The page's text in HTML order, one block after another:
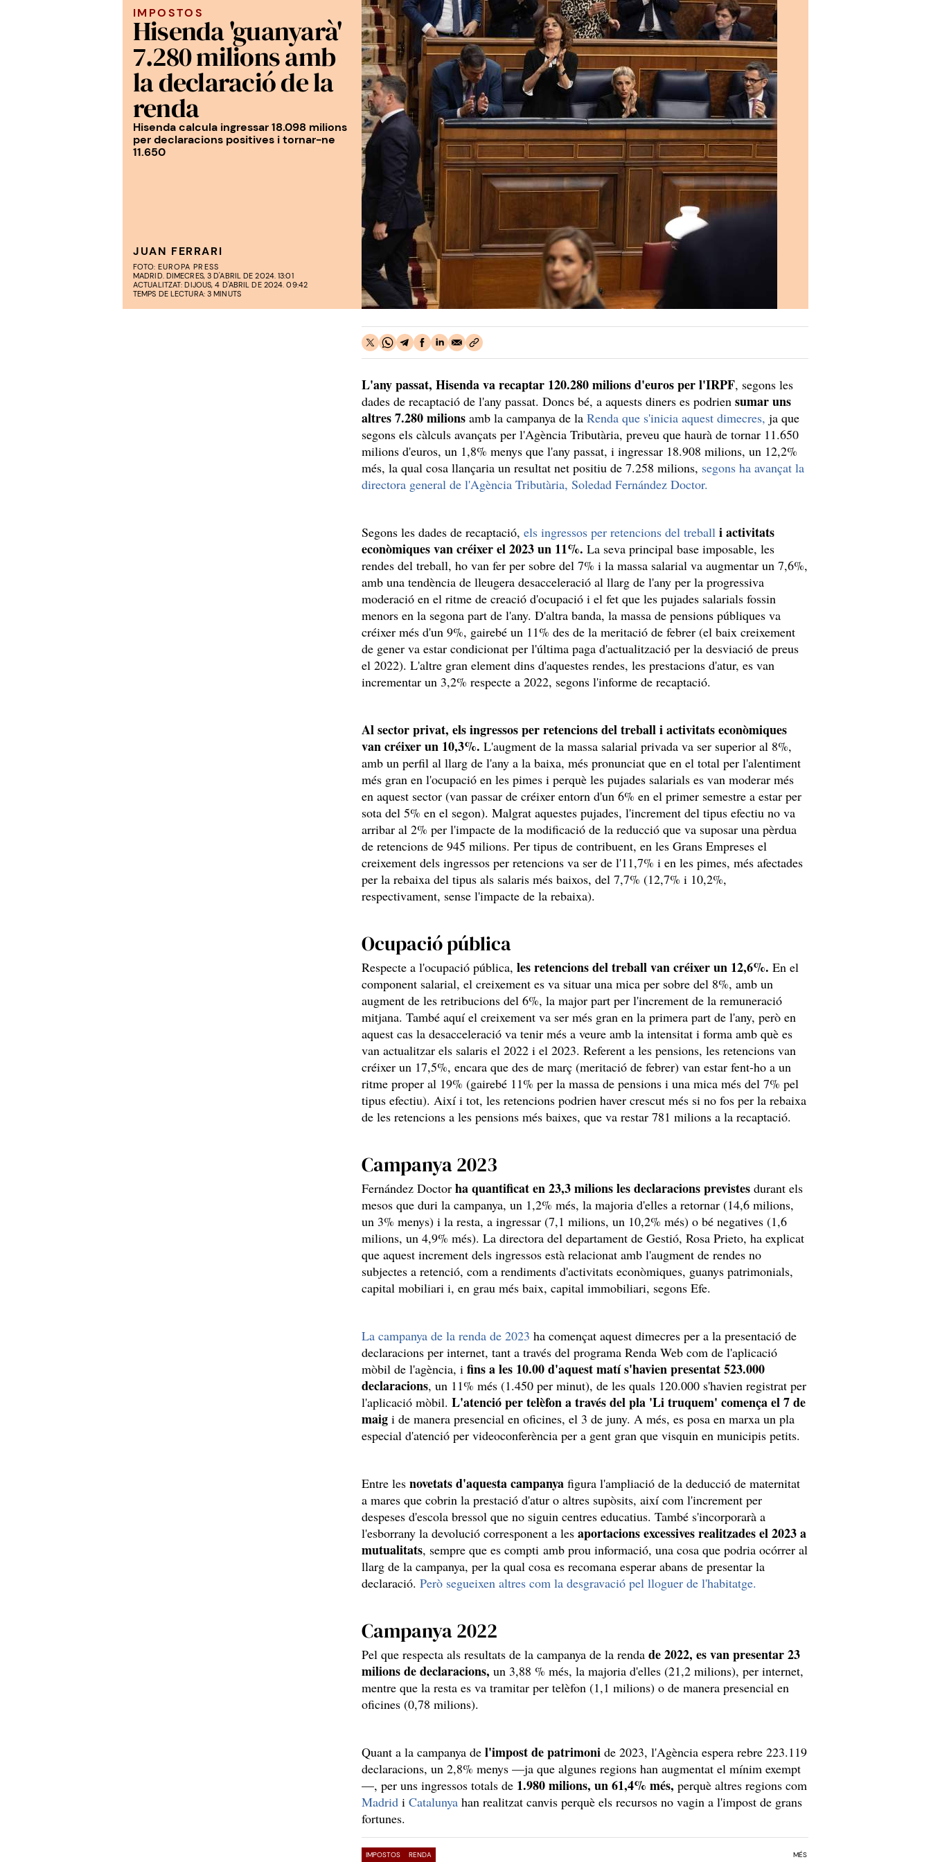
IMPOSTOS
Hisenda 'guanyarà'
7.280 milions amb
la declaració de la
renda
Hisenda calcula ingressar 18.098 milions
per declaracions positives i tornar-ne
11.650
JUAN FERRARI
FOTO: EUROPA PRESS
MADRID. DIMECRES, 3 D'ABRIL DE 2024. 13:01
ACTUALITZAT: DIJOUS, 4 D'ABRIL DE 2024. 09:42
TEMPS DE LECTURA: 3 MINUTS
L'any passat, Hisenda va recaptar 120.280 milions d'euros per l'IRPF, segons les
dades de recaptació de l'any passat. Doncs bé, a aquests diners es podrien sumar uns
altres 7.280 milions amb la campanya de la Renda que s'inicia aquest dimecres, ja que
segons els càlculs avançats per l'Agència Tributària, preveu que haurà de tornar 11.650
milions d'euros, un 1,8% menys que l'any passat, i ingressar 18.908 milions, un 12,2%
més, la qual cosa llançaria un resultat net positiu de 7.258 milions, segons ha avançat la
directora general de l'Agència Tributària, Soledad Fernández Doctor.
Segons les dades de recaptació, els ingressos per retencions del treball i activitats
econòmiques van créixer el 2023 un 11%. La seva principal base imposable, les
rendes del treball, ho van fer per sobre del 7% i la massa salarial va augmentar un 7,6%,
amb una tendència de lleugera desacceleració al llarg de l'any per la progressiva
moderació en el ritme de creació d'ocupació i el fet que les pujades salarials fossin
menors en la segona part de l'any. D'altra banda, la massa de pensions públiques va
créixer més d'un 9%, gairebé un 11% des de la meritació de febrer (el baix creixement
de gener va estar condicionat per l'última paga d'actualització per la desviació de preus
el 2022). L'altre gran element dins d'aquestes rendes, les prestacions d'atur, es van
incrementar un 3,2% respecte a 2022, segons l'informe de recaptació.
Al sector privat, els ingressos per retencions del treball i activitats econòmiques
van créixer un 10,3%. L'augment de la massa salarial privada va ser superior al 8%,
amb un perfil al llarg de l'any a la baixa, més pronunciat que en el total per l'alentiment
més gran en l'ocupació en les pimes i perquè les pujades salarials es van moderar més
en aquest sector (van passar de créixer entorn d'un 6% en el primer semestre a estar per
sota del 5% en el segon). Malgrat aquestes pujades, l'increment del tipus efectiu no va
arribar al 2% per l'impacte de la modificació de la reducció que va suposar una pèrdua
de retencions de 945 milions. Per tipus de contribuent, en les Grans Empreses el
creixement dels ingressos per retencions va ser de l'11,7% i en les pimes, més afectades
per la rebaixa del tipus als salaris més baixos, del 7,7% (12,7% i 10,2%,
respectivament, sense l'impacte de la rebaixa).
Ocupació pública
Respecte a l'ocupació pública, les retencions del treball van créixer un 12,6%. En el
component salarial, el creixement es va situar una mica per sobre del 8%, amb un
augment de les retribucions del 6%, la major part per l'increment de la remuneració
mitjana. També aquí el creixement va ser més gran en la primera part de l'any, però en
aquest cas la desacceleració va tenir més a veure amb la intensitat i forma amb què es
van actualitzar els salaris el 2022 i el 2023. Referent a les pensions, les retencions van
créixer un 17,5%, encara que des de març (meritació de febrer) van estar fent-ho a un
ritme proper al 19% (gairebé 11% per la massa de pensions i una mica més del 7% pel
tipus efectiu). Així i tot, les retencions podrien haver crescut més si no fos per la rebaixa
de les retencions a les pensions més baixes, que va restar 781 milions a la recaptació.
Campanya 2023
Fernández Doctor ha quantificat en 23,3 milions les declaracions previstes durant els
mesos que duri la campanya, un 1,2% més, la majoria d'elles a retornar (14,6 milions,
un 3% menys) i la resta, a ingressar (7,1 milions, un 10,2% més) o bé negatives (1,6
milions, un 4,9% més). La directora del departament de Gestió, Rosa Prieto, ha explicat
que aquest increment dels ingressos està relacionat amb l'augment de rendes no
subjectes a retenció, com a rendiments d'activitats econòmiques, guanys patrimonials,
capital mobiliari i, en grau més baix, capital immobiliari, segons Efe.
La campanya de la renda de 2023 ha començat aquest dimecres per a la presentació de
declaracions per internet, tant a través del programa Renda Web com de l'aplicació
mòbil de l'agència, i fins a les 10.00 d'aquest matí s'havien presentat 523.000
declaracions, un 11% més (1.450 per minut), de les quals 120.000 s'havien registrat per
l'aplicació mòbil. L'atenció per telèfon a través del pla 'Li truquem' comença el 7 de
maig i de manera presencial en oficines, el 3 de juny. A més, es posa en marxa un pla
especial d'atenció per videoconferència per a gent gran que visquin en municipis petits.
Entre les novetats d'aquesta campanya figura l'ampliació de la deducció de maternitat
a mares que cobrin la prestació d'atur o altres supòsits, així com l'increment per
despeses d'escola bressol que no siguin centres educatius. També s'incorporarà a
l'esborrany la devolució corresponent a les aportacions excessives realitzades el 2023 a
mutualitats, sempre que es compti amb prou informació, una cosa que podria ocórrer al
llarg de la campanya, per la qual cosa es recomana esperar abans de presentar la
declaració. Però segueixen altres com la desgravació pel lloguer de l'habitatge.
Campanya 2022
Pel que respecta als resultats de la campanya de la renda de 2022, es van presentar 23
milions de declaracions, un 3,88 % més, la majoria d'elles (21,2 milions), per internet,
mentre que la resta es va tramitar per telèfon (1,1 milions) o de manera presencial en
oficines (0,78 milions).
Quant a la campanya de l'impost de patrimoni de 2023, l'Agència espera rebre 223.119
declaracions, un 2,8% menys —ja que algunes regions han augmentat el mínim exempt
—, per uns ingressos totals de 1.980 milions, un 61,4% més, perquè altres regions com
Madrid i Catalunya han realitzat canvis perquè els recursos no vagin a l'impost de grans
fortunes.
IMPOSTOS RENDA MÉS